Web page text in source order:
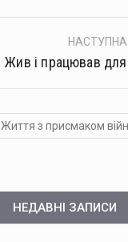
Жив і працював для
Життя з присмаком
НЕДАВНІ ЗАПИСИ